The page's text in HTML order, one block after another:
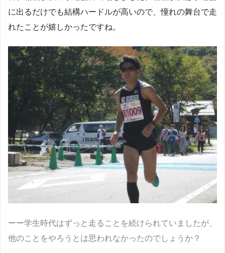
に出るだけでも結構ハードルが高いので、憧れの舞台で走
れたことが嬉しかったですね。
ーー学生時代はずっと走ることを続けられていましたが、
他のことをやろうとは思われなかったのでしょうか？